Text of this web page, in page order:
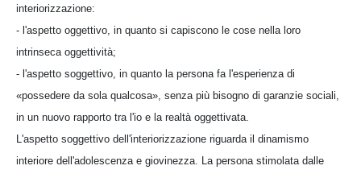
interiorizzazione:
- l'aspetto oggettivo, in quanto si capiscono le cose nella loro
intrinseca oggettività;
- l'aspetto soggettivo, in quanto la persona fa l'esperienza di
«possedere da sola qualcosa», senza più bisogno di garanzie sociali,
in un nuovo rapporto tra l'io e la realtà oggettivata.
L'aspetto soggettivo dell'interiorizzazione riguarda il dinamismo
interiore dell'adolescenza e giovinezza. La persona stimolata dalle